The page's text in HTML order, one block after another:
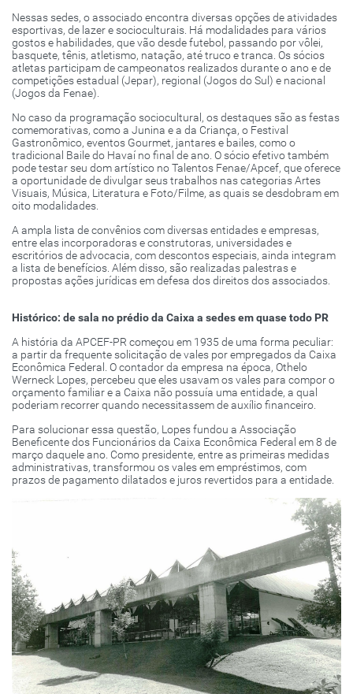
Nessas sedes, o associado encontra diversas opções de atividades
esportivas, de lazer e socioculturais. Há modalidades para vários
gostos e habilidades, que vão desde futebol, passando por vôlei,
basquete, tênis, atletismo, natação, até truco e tranca. Os sócios
atletas participam de campeonatos realizados durante o ano e de
competições estadual (Jepar), regional (Jogos do Sul) e nacional
(Jogos da Fenae).
No caso da programação sociocultural, os destaques são as festas
comemorativas, como a Junina e a da Criança, o Festival
Gastronômico, eventos Gourmet, jantares e bailes, como o
tradicional Baile do Havaí no final de ano. O sócio efetivo também
pode testar seu dom artístico no Talentos Fenae/Apcef, que oferece
a oportunidade de divulgar seus trabalhos nas categorias Artes
Visuais, Música, Literatura e Foto/Filme, as quais se desdobram em
oito modalidades.
A ampla lista de convênios com diversas entidades e empresas,
entre elas incorporadoras e construtoras, universidades e
escritórios de advocacia, com descontos especiais, ainda integram
a lista de benefícios. Além disso, são realizadas palestras e
propostas ações jurídicas em defesa dos direitos dos associados
Histórico: de sala no prédio da Caixa a sedes em quase todo PR
A história da APCEF-PR começou em 1935 de uma forma peculiar:
a partir da frequente solicitação de vales por empregados da Caixa
Econômica Federal. O contador da empresa na época, Othelo
Werneck Lopes, percebeu que eles usavam os vales para compor o
orçamento familiar e a Caixa não possuía uma entidade, a qual
poderiam recorrer quando necessitassem de auxílio financeiro.
Para solucionar essa questão, Lopes fundou a Associação
Beneficente dos Funcionários da Caixa Econômica Federal em 8 de
março daquele ano. Como presidente, entre as primeiras medidas
administrativas, transformou os vales em empréstimos, com
prazos de pagamento dilatados e juros revertidos para a entidade.